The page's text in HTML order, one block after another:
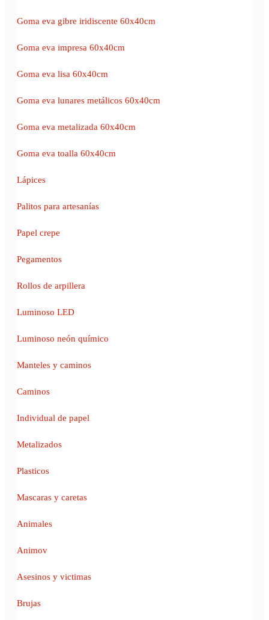
Goma eva gibre iridiscente 60x40cm
Goma eva impresa 60x40cm
Goma eva lisa 60x40cm
Goma eva lunares metálicos 60x40cm
Goma eva metalizada 60x40cm
Goma eva toalla 60x40cm
Lápices
Palitos para artesanías
Papel crepe
Pegamentos
Rollos de arpillera
Luminoso LED
Luminoso neón químico
Manteles y caminos
Caminos
Individual de papel
Metalizados
Plasticos
Mascaras y caretas
Animales
Animov
Asesinos y victimas
Brujas